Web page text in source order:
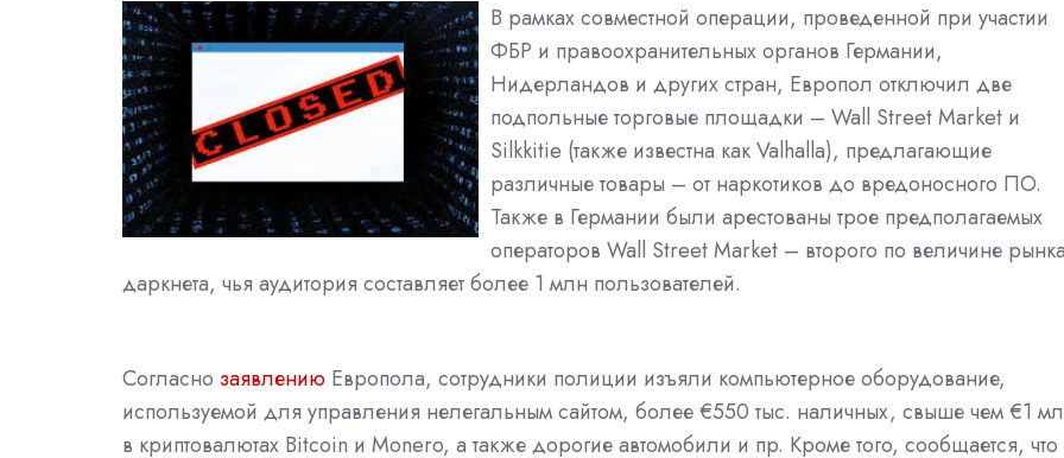
В рамках совместной операции, проведенной при участии
ФБР и правоохранительных органов Германии,
Нидерландов и других стран, Европол отключил две
подпольные торговые площадки – Wall Street Market и
Silkkitie (также известна как Valhalla), предлагающие
различные товары – от наркотиков до вредоносного ПО.
Также в Германии были арестованы трое предполагаемых
операторов Wall Street Market – второго по величине
даркнета, чья аудитория составляет более 1 млн пользователей.
Согласно заявлению Европола, сотрудники полиции изъяли компьютерное оборудование,
используемой для управления нелегальным сайтом, более €550 тыс. наличных, свыше чем €1
в криптовалютах Bitcoin и Monero, а также дорогие автомобили и пр. Кроме того, сообщается, что